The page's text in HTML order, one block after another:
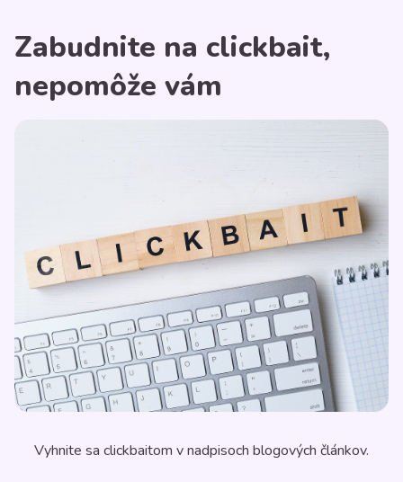
Zabudnite na clickbait,
nepomôže vám
Vyhnite sa clickbaitom v nadpisoch blogových článkov.